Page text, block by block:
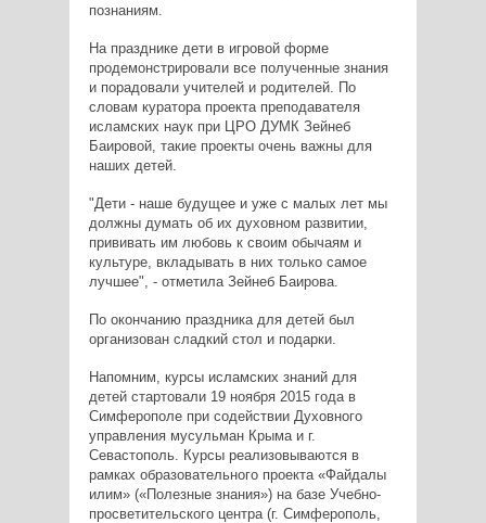
познаниям.
На празднике дети в игровой форме
продемонстрировали все полученные знания
и порадовали учителей и родителей. По
словам куратора проекта преподавателя
исламских наук при ЦРО ДУМК Зейнеб
Баировой, такие проекты очень важны для
наших детей.
"Дети - наше будущее и уже с малых лет мы
должны думать об их духовном развитии,
прививать им любовь к своим обычаям и
культуре, вкладывать в них только самое
лучшее", - отметила Зейнеб Баирова.
По окончанию праздника для детей был
организован сладкий стол и подарки.
Напомним, курсы исламских знаний для
детей стартовали 19 ноября 2015 года в
Симферополе при содействии Духовного
управления мусульман Крыма и г.
Севастополь. Курсы реализовываются в
рамках образовательного проекта «Файдалы
илим» («Полезные знания») на базе Учебно-
просветительского центра (г. Симферополь,